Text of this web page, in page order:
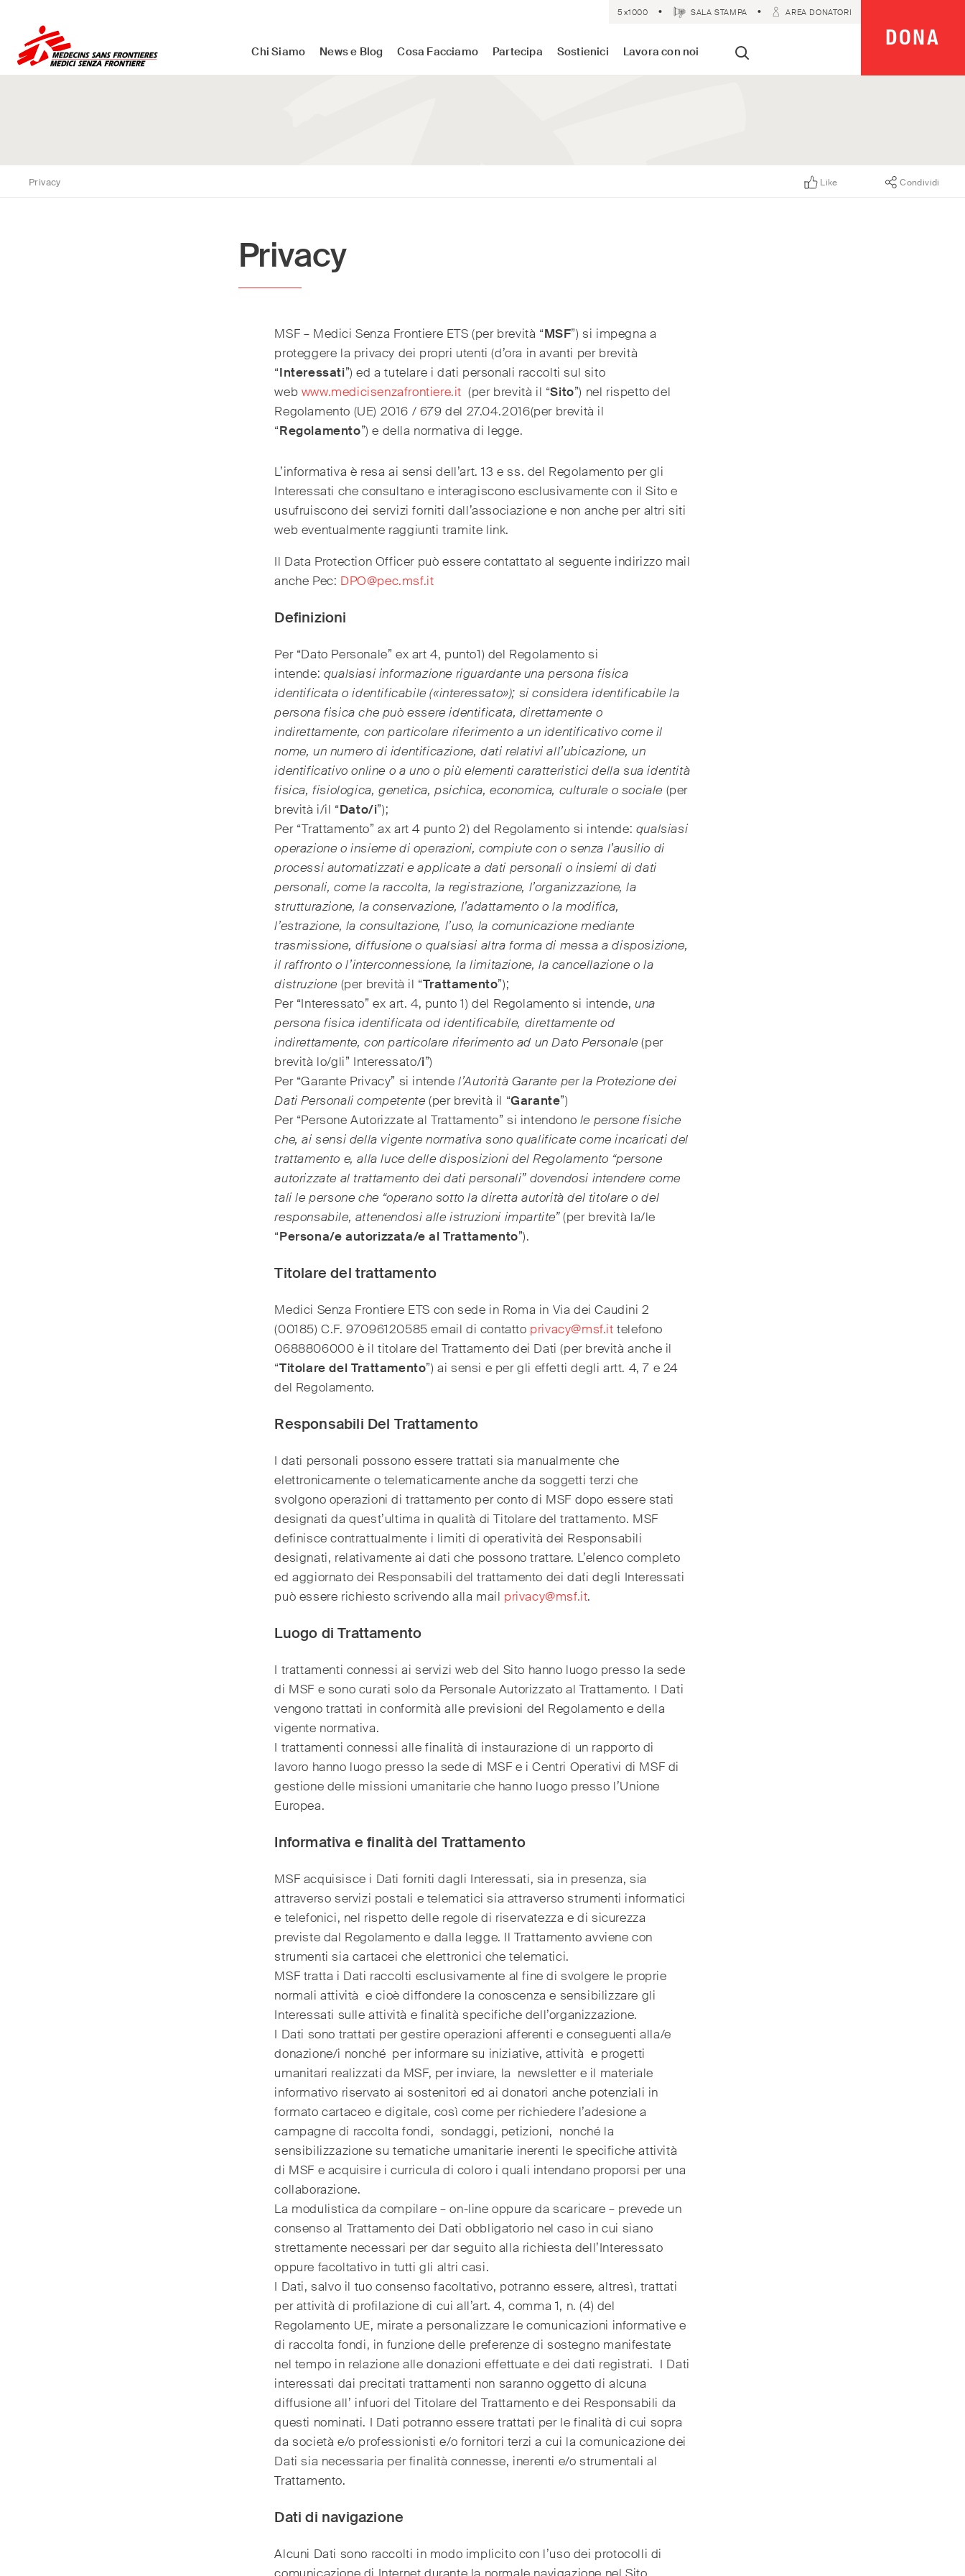
Chi Siamo News e Blog Cosa Facciamo Partecipa Sostienici Lavora con noi
5×1000 SALA STAMPA AREA DONATORI
DONA
Privacy Like Condividi
Privacy
MSF – Medici Senza Frontiere ETS (per brevità “MSF”) si impegna a
proteggere la privacy dei propri utenti (d’ora in avanti per brevità
“Interessati”) ed a tutelare i dati personali raccolti sul sito
web www.medicisenzafrontiere.it Medici Senza Frontiere
(per brevità il “Sito”) nel rispetto del
Regolamento (UE) 2016 / 679 del 27.04.2016(per brevità il
“Regolamento”) e della normativa di legge.
L’informativa è resa ai sensi dell’art. 13 e ss. del Regolamento per gli
Interessati che consultano e interagiscono esclusivamente con il Sito e
usufruiscono dei servizi forniti dall’associazione e non anche per altri siti
web eventualmente raggiunti tramite link.
Il Data Protection Officer può essere contattato al seguente indirizzo mail
anche Pec: DPO@pec.msf.it
Definizioni
Per “Dato Personale” ex art 4, punto1) del Regolamento si
intende: qualsiasi informazione riguardante una persona fisica
identificata o identificabile («interessato»); si considera identificabile la
persona fisica che può essere identificata, direttamente o
indirettamente, con particolare riferimento a un identificativo come il
nome, un numero di identificazione, dati relativi all’ubicazione, un
identificativo online o a uno o più elementi caratteristici della sua identità
fisica, fisiologica, genetica, psichica, economica, culturale o sociale (per
brevità i/il “Dato/i”);
Per “Trattamento” ax art 4 punto 2) del Regolamento si intende: qualsiasi
operazione o insieme di operazioni, compiute con o senza l’ausilio di
processi automatizzati e applicate a dati personali o insiemi di dati
personali, come la raccolta, la registrazione, l’organizzazione, la
strutturazione, la conservazione, l’adattamento o la modifica,
l’estrazione, la consultazione, l’uso, la comunicazione mediante
trasmissione, diffusione o qualsiasi altra forma di messa a disposizione,
il raffronto o l’interconnessione, la limitazione, la cancellazione o la
distruzione (per brevità il “Trattamento”);
Per “Interessato” ex art. 4, punto 1) del Regolamento si intende, una
persona fisica identificata od identificabile, direttamente od
indirettamente, con particolare riferimento ad un Dato Personale (per
brevità lo/gli” Interessato/i”)
Per “Garante Privacy” si intende l’Autorità Garante per la Protezione dei
Dati Personali competente (per brevità il “Garante”)
Per “Persone Autorizzate al Trattamento” si intendono le persone fisiche
che, ai sensi della vigente normativa sono qualificate come incaricati del
trattamento e, alla luce delle disposizioni del Regolamento “persone
autorizzate al trattamento dei dati personali” dovendosi intendere come
tali le persone che “operano sotto la diretta autorità del titolare o del
responsabile, attenendosi alle istruzioni impartite”(per brevità la/le
“Persona/e autorizzata/e al Trattamento”).
Titolare del trattamento
Medici Senza Frontiere ETS con sede in Roma in Via dei Caudini 2
(00185) C.F. 97096120585 email di contatto privacy@msf.it telefono
0688806000 è il titolare del Trattamento dei Dati (per brevità anche il
“Titolare del Trattamento”) ai sensi e per gli effetti degli artt. 4, 7 e 24
del Regolamento.
Responsabili Del Trattamento
I dati personali possono essere trattati sia manualmente che
elettronicamente o telematicamente anche da soggetti terzi che
svolgono operazioni di trattamento per conto di MSF dopo essere stati
designati da quest’ultima in qualità di Titolare del trattamento. MSF
definisce contrattualmente i limiti di operatività dei Responsabili
designati, relativamente ai dati che possono trattare. L’elenco completo
ed aggiornato dei Responsabili del trattamento dei dati degli Interessati
può essere richiesto scrivendo alla mail privacy@msf.it.
Luogo di Trattamento
I trattamenti connessi ai servizi web del Sito hanno luogo presso la sede
di MSF e sono curati solo da Personale Autorizzato al Trattamento. I Dati
vengono trattati in conformità alle previsioni del Regolamento e della
vigente normativa.
I trattamenti connessi alle finalità di instaurazione di un rapporto di
lavoro hanno luogo presso la sede di MSF e i Centri Operativi di MSF di
gestione delle missioni umanitarie che hanno luogo presso l’Unione
Europea.
Informativa e finalità del Trattamento
MSF acquisisce i Dati forniti dagli Interessati, sia in presenza, sia
attraverso servizi postali e telematici sia attraverso strumenti informatici
e telefonici, nel rispetto delle regole di riservatezza e di sicurezza
previste dal Regolamento e dalla legge. Il Trattamento avviene con
strumenti sia cartacei che elettronici che telematici.
MSF tratta i Dati raccolti esclusivamente al fine di svolgere le proprie
normali attività e cioè diffondere la conoscenza e sensibilizzare gli
Interessati sulle attività e finalità specifiche dell’organizzazione.
I Dati sono trattati per gestire operazioni afferenti e conseguenti alla/e
donazione/i nonché per informare su iniziative, attività e progetti
umanitari realizzati da MSF, per inviare, la newsletter e il materiale
informativo riservato ai sostenitori ed ai donatori anche potenziali in
formato cartaceo e digitale, così come per richiedere l’adesione a
campagne di raccolta fondi, sondaggi, petizioni, nonché la
sensibilizzazione su tematiche umanitarie inerenti le specifiche attività
di MSF e acquisire i curricula di coloro i quali intendano proporsi per una
collaborazione.
La modulistica da compilare – on-line oppure da scaricare – prevede un
consenso al Trattamento dei Dati obbligatorio nel caso in cui siano
strettamente necessari per dar seguito alla richiesta dell’Interessato
oppure facoltativo in tutti gli altri casi.
I Dati, salvo il tuo consenso facoltativo, potranno essere, altresì, trattati
per attività di profilazione di cui all’art. 4, comma 1, n. (4) del
Regolamento UE, mirate a personalizzare le comunicazioni informative e
di raccolta fondi, in funzione delle preferenze di sostegno manifestate
nel tempo in relazione alle donazioni effettuate e dei dati registrati. I Dati
interessati dai precitati trattamenti non saranno oggetto di alcuna
diffusione all’ infuori del Titolare del Trattamento e dei Responsabili da
questi nominati. I Dati potranno essere trattati per le finalità di cui sopra
da società e/o professionisti e/o fornitori terzi a cui la comunicazione dei
Dati sia necessaria per finalità connesse, inerenti e/o strumentali al
Trattamento.
Dati di navigazione
Alcuni Dati sono raccolti in modo implicito con l’uso dei protocolli di